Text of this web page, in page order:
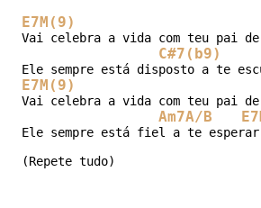
E7M(9)
Vai celebra a vida com teu pai de
C#7(b9)
E7M(9)
Vai celebra a vida com teu pai de
Am7A/B
Ele sempre está fiel a te esperar
(Repete tudo)